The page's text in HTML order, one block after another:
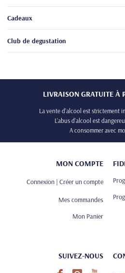
Cadeaux
Club de degustation
LIVRAISON GRATUITE À
La vente d’alcool est strictement
L’abus d’alcool est
A consommer avec
MON COMPTE
Connexion | Créer un compte
Mes commandes
Mon Panier
SUIVEZ-NOUS